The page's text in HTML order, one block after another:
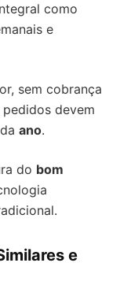
como
e
sem cobrança
devem
ano.
do bom
e